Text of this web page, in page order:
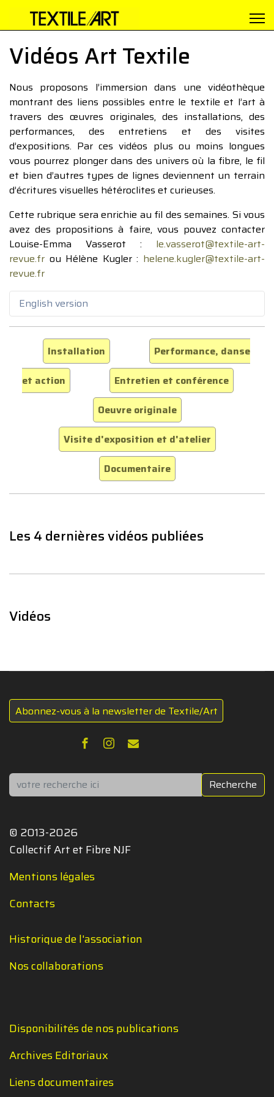
Vidéos Art Textile
Nous proposons l’immersion dans une vidéothèque
montrant des liens possibles entre le textile et l’art à
travers des œuvres originales, des installations, des
performances, des entretiens et des visites
d’expositions. Par ces vidéos plus ou moins longues
vous pourrez plonger dans des univers où la fibre, le fil
et bien d’autres types de lignes deviennent un terrain
d’écritures visuelles hétéroclites et curieuses.
Cette rubrique sera enrichie au fil des semaines. Si vous
avez des propositions à faire, vous pouvez contacter
Louise-Emma Vasserot : le.vasserot@textile-art-
revue.fr ou Hélène Kugler : helene.kugler@textile-art-
revue.fr
English version
Installation
Performance, danse
et action
Entretien et conférence
Oeuvre originale
Visite d'exposition et d'atelier
Documentaire
Les 4 dernières vidéos publiées
Vidéos
Abonnez-vous à la newsletter de Textile/Art
Rechercher Recherche
© 2013-2026
Collectif Art et Fibre NJF
Mentions légales
Contacts
Historique de l'association
Nos collaborations
Disponibilités de nos publications
Archives Editoriaux
Liens documentaires